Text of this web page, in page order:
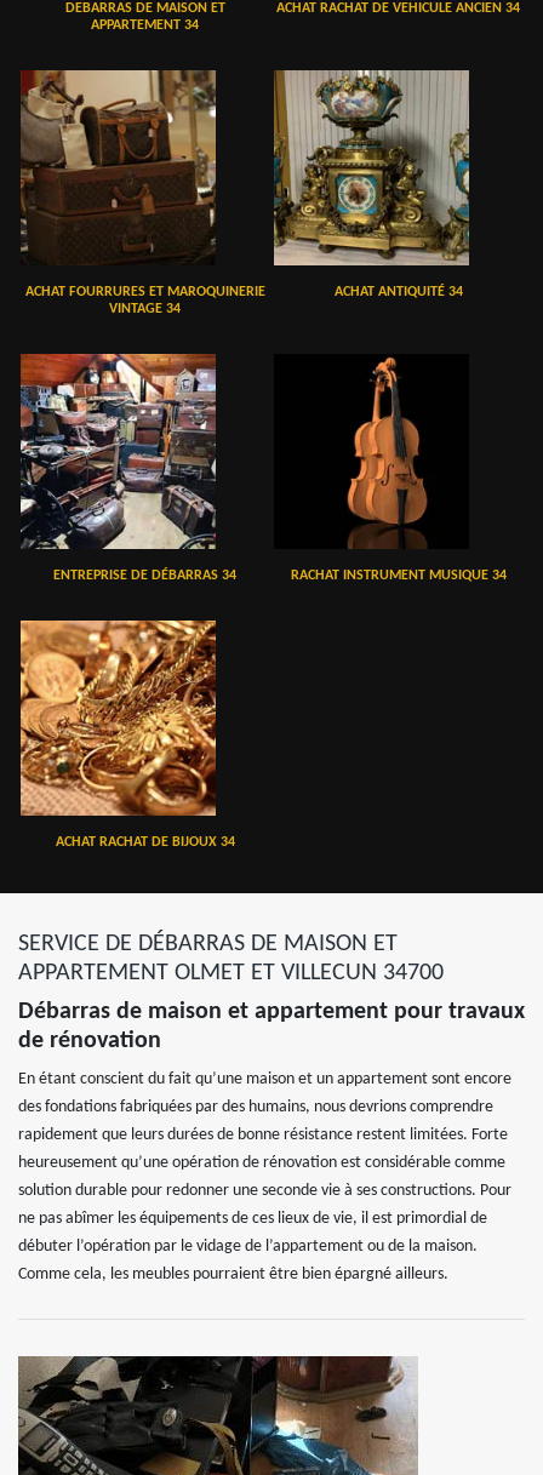
DEBARRAS DE MAISON ET
APPARTEMENT 34
ACHAT RACHAT DE VEHICULE ANCIEN 34
ACHAT FOURRURES ET MAROQUINERIE
VINTAGE 34
ACHAT ANTIQUITÉ 34
ENTREPRISE DE DÉBARRAS 34 RACHAT INSTRUMENT MUSIQUE 34
ACHAT RACHAT DE BIJOUX 34
SERVICE DE DÉBARRAS DE MAISON ET
APPARTEMENT OLMET ET VILLECUN 34700
Débarras de maison et appartement pour travaux
de rénovation
En étant conscient du fait qu’une maison et un appartement sont encore
des fondations fabriquées par des humains, nous devrions comprendre
rapidement que leurs durées de bonne résistance restent limitées. Forte
heureusement qu’une opération de rénovation est considérable comme
solution durable pour redonner une seconde vie à ses constructions. Pour
ne pas abîmer les équipements de ces lieux de vie, il est primordial de
débuter l’opération par le vidage de l’appartement ou de la maison.
Comme cela, les meubles pourraient être bien épargné ailleurs.